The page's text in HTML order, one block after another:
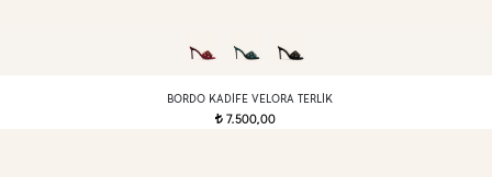
BORDO KADIFE VELORA TERLIK
t7.500,00